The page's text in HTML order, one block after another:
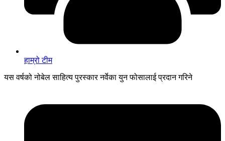
हाम्रो टीम
यस वर्षको नोबेल साहित्य पुरस्कार नर्वेका युन फोसालाई प्रदान गरिने